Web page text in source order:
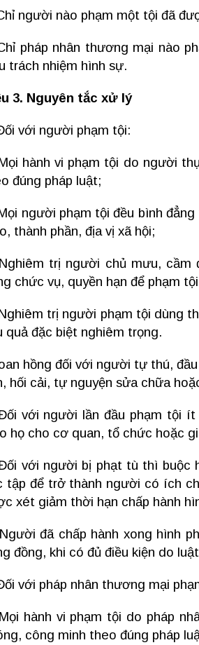
người nào phạm một tội đã
pháp nhân thương mại nào
trách nhiệm hình sự.
3. Nguyên tắc xử lý
với người phạm tội:
hành vi phạm tội do người
đúng pháp luật;
người phạm tội đều bình
thành phần, địa vị xã hội;
trị người chủ mưu, cầm
chức vụ, quyền hạn để phạm
trị người phạm tội dùng
quả đặc biệt nghiêm trọng.
hồng đối với người tự thú,
hối cải, tự nguyện sửa chữa
với người lần đầu phạm tội
họ cho cơ quan, tổ chức hoặc
với người bị phạt tù thì buộc
tập để trở thành người có ích
xét giảm thời hạn chấp hành
đã chấp hành xong hình
đồng, khi có đủ điều kiện do
với pháp nhân thương mại
hành vi phạm tội do pháp
công minh theo đúng pháp